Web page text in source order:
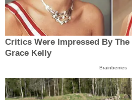
Critics Were Impressed By The
Grace Kelly
Brainberries